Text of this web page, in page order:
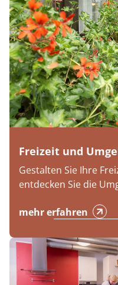
Freizeit und
Gestalten Sie Ihre
entdecken Sie die
mehr erfahren